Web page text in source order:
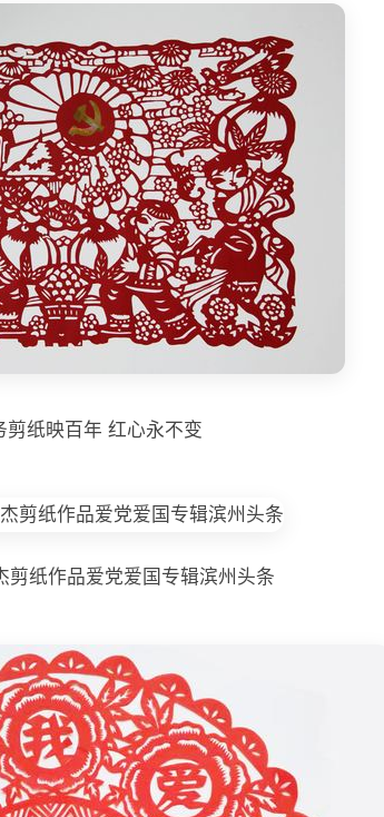
剪纸映百年 红心永不变
剪纸作品爱党爱国专辑滨州头条